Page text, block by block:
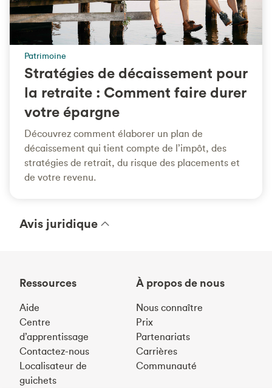
Patrimoine
Stratégies de décaissement pour
la retraite : Comment faire durer
votre épargne
Découvrez comment élaborer un plan de
décaissement qui tient compte de l’impôt, des
stratégies de retrait, du risque des placements et
de votre revenu.
Avis juridique
Ressources
Aide
Centre
d’apprentissage
Contactez-nous
Localisateur de
guichets
À propos de nous
Nous connaître
Prix
Partenariats
Carrières
Communauté